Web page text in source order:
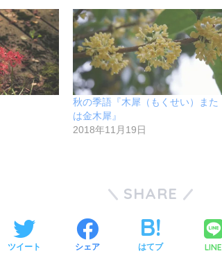
秋の季語『木犀（もくせい）また
は金木犀』
2018年11月19日
SHARE
ツイート シェア はてブ LINE